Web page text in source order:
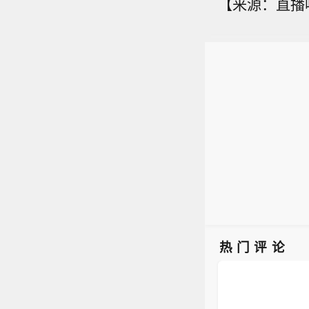
热门评论